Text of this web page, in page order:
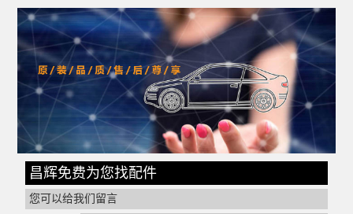
昌辉免费为您找配件
您可以给我们留言